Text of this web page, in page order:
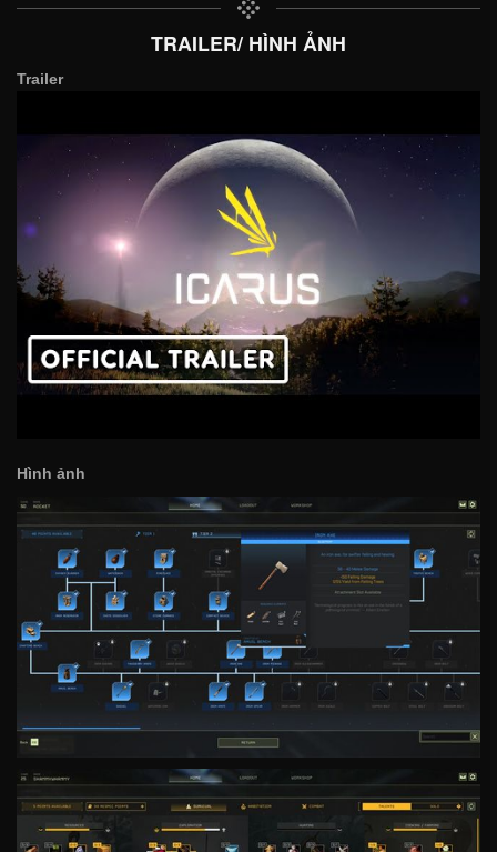
TRAILER/ HÌNH ẢNH
Trailer
Hình ảnh